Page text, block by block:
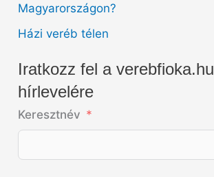
Magyarországon?
Házi veréb télen
Iratkozz fel a verebfioka.hu
hírlevelére
Keresztnév